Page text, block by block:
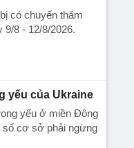
có chuyến thăm
8 - 12/8/2026.
yếu của Ukraine
yếu ở miền Đông
số cơ sở phải ngừng